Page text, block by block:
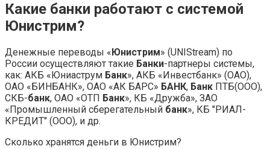
Какие банки работают с системой
Юнистрим?
Денежные переводы « Юнистрим» (UNIStream) по
России осуществляют такие Банки-партнеры системы,
как: АКБ «Юниаструм Банк», АКБ «Инвестбанк» (ОАО),
ОАО «БИНБАНК», ОАО «АК БАРС» БАНК, Банк ПТБ(ООО),
СКБ-банк, ОАО «ОТП Банк», КБ «Дружба», ЗАО
«Промышленный сберегательный банк», КБ "РИАЛ-
КРЕДИТ" (ООО), и др.
Сколько хранятся деньги в Юнистрим?